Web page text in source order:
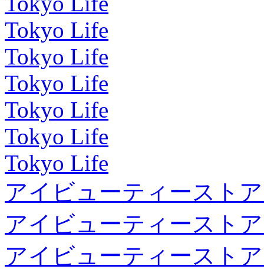
Tokyo Life
Tokyo Life
Tokyo Life
Tokyo Life
Tokyo Life
Tokyo Life
アイビューティースト
アイビューティースト
アイビューティースト